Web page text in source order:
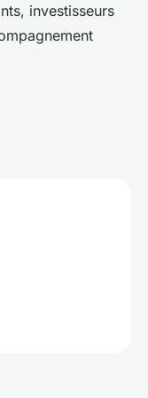
investisseurs